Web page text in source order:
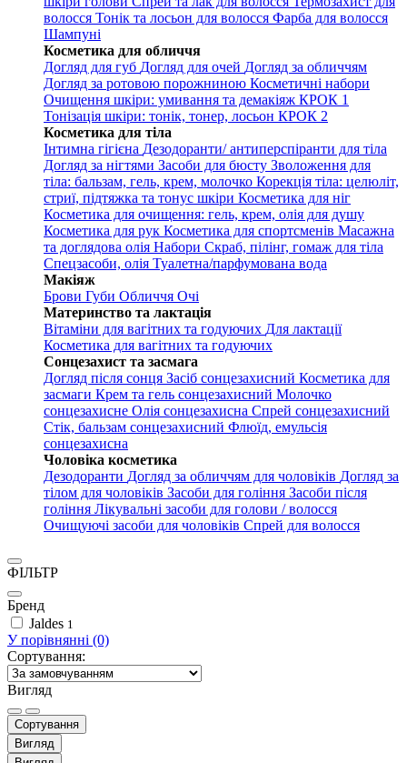
волосся Тонік та лосьон для волосся Фарба для волосся
Шампуні
Косметика для обличчя
Догляд для губ Догляд для очей Догляд за обличчям
Догляд за ротовою порожниною Косметичні набори
Очищення шкіри: умивання та демакіяж КРОК 1
Тонізація шкіри: тонік, тонер, лосьон КРОК 2
Косметика для тіла
Інтимна гігієна Дезодоранти/ антиперспіранти для тіла
Догляд за нігтями Засоби для бюсту Зволоження для
тіла: бальзам, гель, крем, молочко Корекція тіла: целюліт,
стриї, підтяжка та тонус шкіри Косметика для ніг
Косметика для очищення: гель, крем, олія для душу
Косметика для рук Косметика для спортсменів Масажна
та доглядова олія Набори Скраб, пілінг, гомаж для тіла
Спецзасоби, олія Туалетна/парфумована вода
Макіяж
Брови Губи Обличчя Очі
Материнство та лактація
Вітаміни для вагітних та годуючих Для лактації
Косметика для вагітних та годуючих
Сонцезахист та засмага
Догляд після сонця Засіб сонцезахисний Косметика для
засмаги Крем та гель сонцезахисний Молочко
сонцезахисне Олія сонцезахисна Спрей сонцезахисний
Стік, бальзам сонцезахисний Флюїд, емульсія
сонцезахисна
Чоловіка косметика
Дезодоранти Догляд за обличчям для чоловіків Догляд за
тілом для чоловіків Засоби для гоління Засоби після
гоління Лікувальні засоби для голови / волосся
Очищуючі засоби для чоловіків Спрей для волосся
ФІЛЬТР
Бренд
Jaldes 1
У порівнянні (0)
Сортування:
Вигляд
Сортування
Вигляд